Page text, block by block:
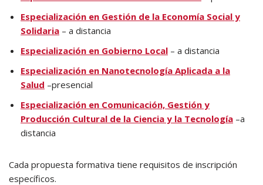
Especialización en Gestión de la Economía Social y
Solidaria – a distancia
Especialización en Gobierno Local – a distancia
Especialización en Nanotecnología Aplicada a la
Salud –presencial
Especialización en Comunicación, Gestión y
Producción Cultural de la Ciencia y la Tecnología –a
distancia
Cada propuesta formativa tiene requisitos de inscripción
específicos.